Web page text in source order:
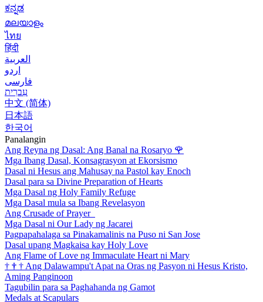
ಕನ್ನಡ
മലയാളം
ไทย
हिंदी
العربية
اردو
فارسی
עִברִית
中文 (简体)
日本語
한국어
Panalangin
Ang Reyna ng Dasal: Ang Banal na Rosaryo 🌹
Mga Ibang Dasal, Konsagrasyon at Ekorsismo
Dasal ni Hesus ang Mahusay na Pastol kay Enoch
Dasal para sa Divine Preparation of Hearts
Mga Dasal ng Holy Family Refuge
Mga Dasal mula sa Ibang Revelasyon
Ang Crusade of Prayer
Mga Dasal ni Our Lady ng Jacarei
Pagpapahalaga sa Pinakamalinis na Puso ni San Jose
Dasal upang Magkaisa kay Holy Love
Ang Flame of Love ng Immaculate Heart ni Mary
† † † Ang Dalawampu't Apat na Oras ng Pasyon ni Hesus Kristo,
Aming Panginoon
Tagubilin para sa Paghahanda ng Gamot
Medals at Scapulars